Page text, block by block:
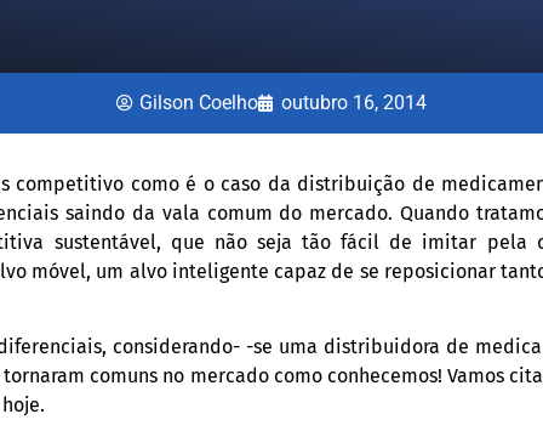
Gilson Coelho outubro 16, 2014
competitivo como é o caso da distribuição de
saindo da vala comum do mercado. Quando
sustentável, que não seja tão fácil de imitar pela
móvel, um alvo inteligente capaz de se reposicionar
considerando- -se uma distribuidora de
comuns no mercado como conhecemos! Vamos